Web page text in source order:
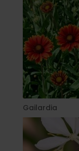
Gailardia